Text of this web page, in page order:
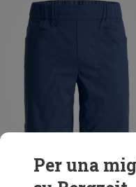
Risparmi 33%
Per una